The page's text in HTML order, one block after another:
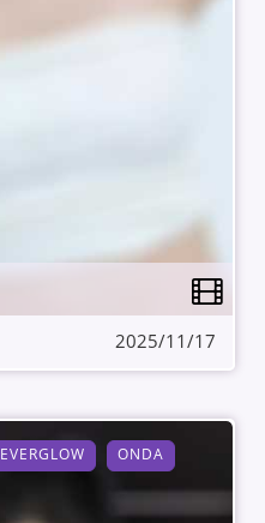
2025/11/17
EVERGLOW ONDA